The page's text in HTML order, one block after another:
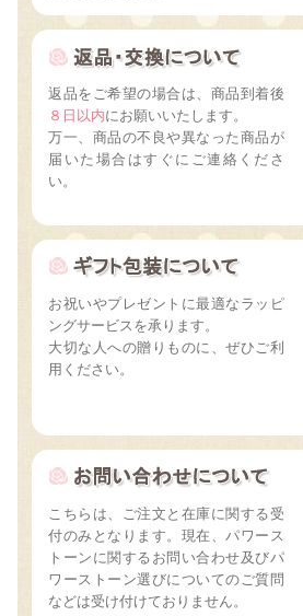
返品をご希望の場合は、商品到着後
８日以内にお願いいたします。
万一、商品の不良や異なった商品が
届いた場合はすぐにご連絡くださ
い。
お祝いやプレゼントに最適なラッピ
ングサービスを承ります。
大切な人への贈りものに、ぜひご利
用ください。
こちらは、ご注文と在庫に関する受
付のみとなります。現在、パワース
トーンに関するお問い合わせ及びパ
ワーストーン選びについてのご質問
などは受け付けておりません。